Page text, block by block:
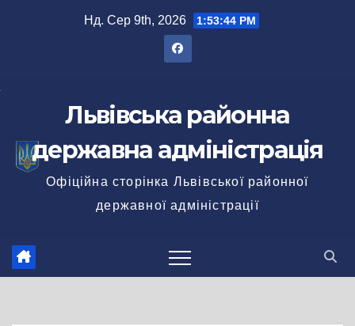
Нд. Сер 9th, 2026 1:53:45 PM
Львівська районна
державна адміністрація
Офіційна сторінка Львівської районної
державної адміністрації